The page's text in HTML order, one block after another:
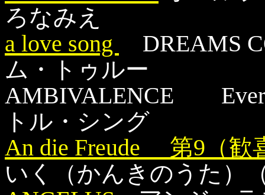
ろなみえ
a love song
DREAMS
ム・トゥルー
AMBIVALENCE
トル・シング
An die Freude 第9（歓
いく（かんきのうた）